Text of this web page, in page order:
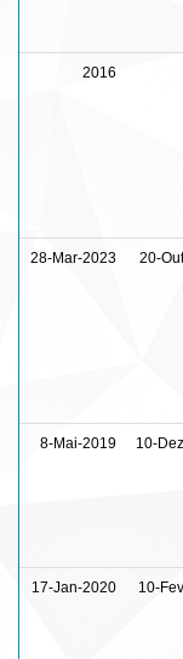
2016
28-Mar-2023 20-
8-Mai-2019 10-
17-Jan-2020 10-